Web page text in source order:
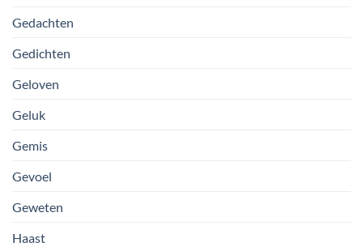
Gedachten
Gedichten
Geloven
Geluk
Gemis
Gevoel
Geweten
Haast